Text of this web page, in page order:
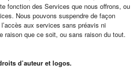
fonction des Services que nous offrons, ou
Nous pouvons suspendre de façon
aux services sans préavis ni
raison que ce soit, ou sans raison du tout.
d’auteur et logos.